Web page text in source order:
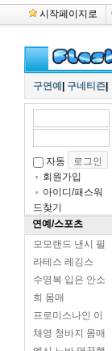
시작페이지로
구연예 구네티즌
자동
회원가입
아이디/패스워
드찾기
연예/스포츠
모모랜드 낸시 필
라테스 레깅스
수영복 입은 안소
희 몸매
프로미스나인 이
채영 청바지 몸매